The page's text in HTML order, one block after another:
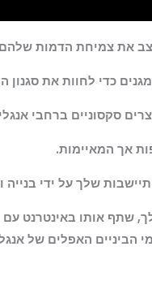
כדי לחוות את סגנון
סקסוניים ברחבי
אך המאיימות.
שלך על ידי בנייה
שתף אותו באינטרנט
הביניים האפלים של